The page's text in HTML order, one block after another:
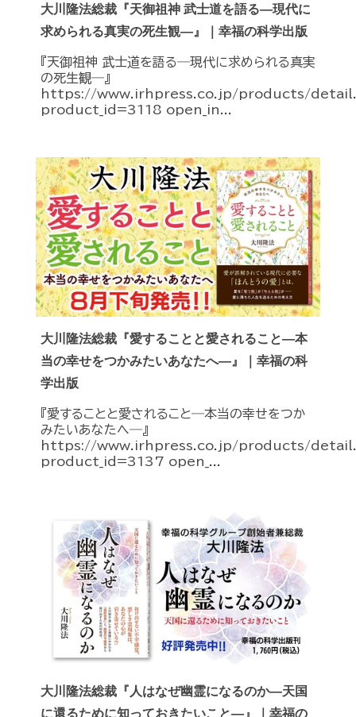
大川隆法総裁『天御祖神 武士道を語る―現代に
求められる真実の死生観―』｜幸福の科学出版
『天御祖神 武士道を語る―現代に求められる真実
の死生観―』
https://www.irhpress.co.jp/products/
product_id=3118 open_in...
大川隆法総裁『愛することと愛されること―本
当の幸せをつかみたいあなたへ―』｜幸福の科
学出版
『愛することと愛されること―本当の幸せをつか
みたいあなたへ―』
https://www.irhpress.co.jp/products/
product_id=3137 open_...
大川隆法総裁『人はなぜ幽霊になるのか―天国
に還るために知っておきたいこと―』｜幸福の